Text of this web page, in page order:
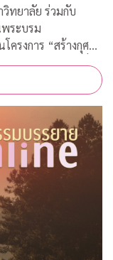
ทยาลัย ร่วมกับ
ระบรม
ครงการ “สร้างกุศล
รแพทย์และชุมชนที่